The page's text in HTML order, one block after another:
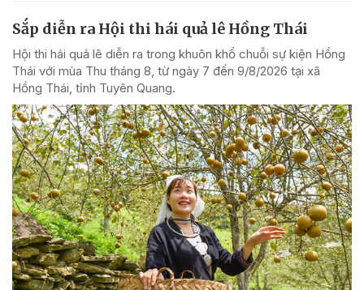
Sắp diễn ra Hội thi hái quả lê Hồng Thái
Hội thi hái quả lê diễn ra trong khuôn khổ chuỗi sự kiện Hồng
Thái với mùa Thu tháng 8, từ ngày 7 đến 9/8/2026 tại xã
Hồng Thái, tỉnh Tuyên Quang.